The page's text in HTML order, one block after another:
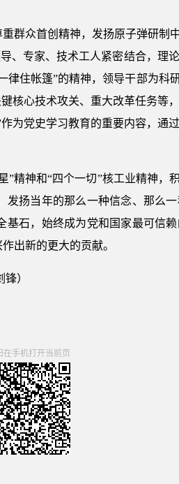
群众首创精神，发扬原子弹研制
、专家、技术工人紧密结合，理
住帐篷”的精神，领导干部为科
核心技术攻关、重大改革任务等
为党史学习教育的重要内容，通
精神和“四个一切”核工业精神，
扬当年的那么一种信念、那么
石，始终成为党和国家最可信
出新的更大的贡献。
）
在手机打开当前页